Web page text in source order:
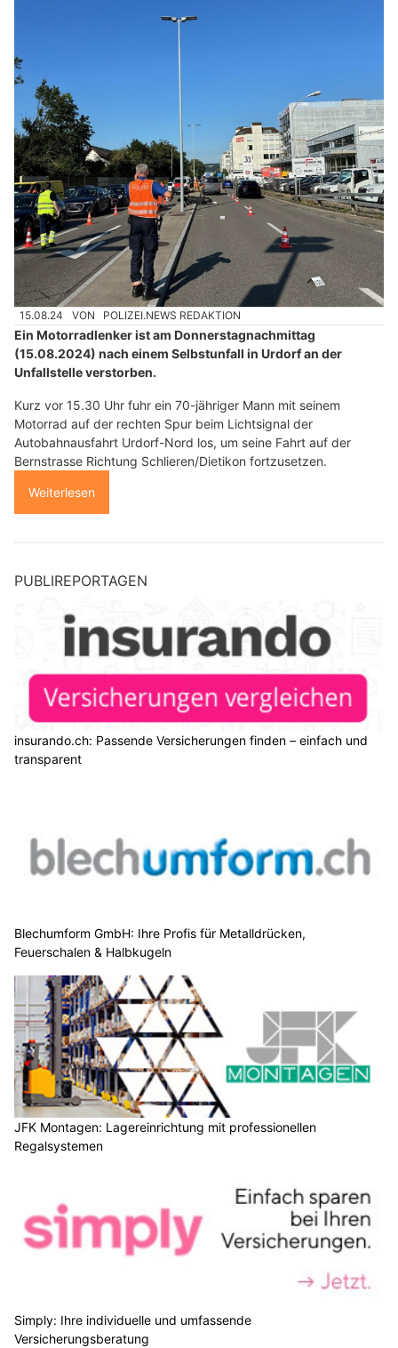
15.08.24 VON POLIZEI.NEWS REDAKTION
Ein Motorradlenker ist am Donnerstagnachmittag
(15.08.2024) nach einem Selbstunfall in Urdorf an der
Unfallstelle verstorben.
Kurz vor 15.30 Uhr fuhr ein 70-jähriger Mann mit seinem
Motorrad auf der rechten Spur beim Lichtsignal der
Autobahnausfahrt Urdorf-Nord los, um seine Fahrt auf der
Bernstrasse Richtung Schlieren/Dietikon fortzusetzen.
Weiterlesen
PUBLIREPORTAGEN
insurando.ch: Passende Versicherungen finden – einfach und
transparent
Blechumform GmbH: Ihre Profis für Metalldrücken,
Feuerschalen & Halbkugeln
JFK Montagen: Lagereinrichtung mit professionellen
Regalsystemen
Simply: Ihre individuelle und umfassende
Versicherungsberatung